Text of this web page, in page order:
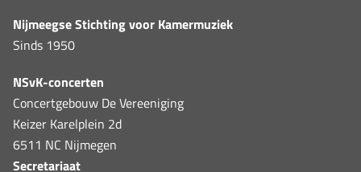
Nijmeegse Stichting voor Kamermuziek
Sinds 1950
NSvK-concerten
Concertgebouw De Vereeniging
Keizer Karelplein 2d
6511 NC Nijmegen
Secretariaat